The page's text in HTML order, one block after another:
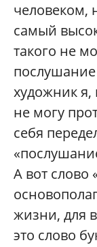
человеком,
самый
такого не
художник
не могу
себя
А вот слово
жизни, для
это слово